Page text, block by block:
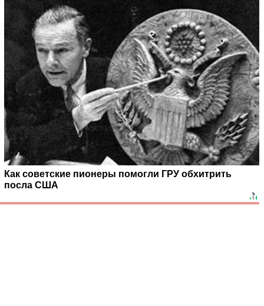
Как советские пионеры помогли ГРУ обхитрить
посла США